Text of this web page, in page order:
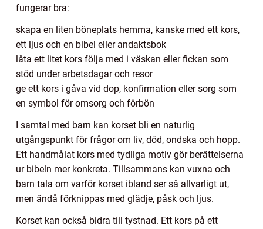
fungerar bra:
skapa en liten böneplats hemma, kanske med ett kors,
ett ljus och en bibel eller andaktsbok
låta ett litet kors följa med i väskan eller fickan som
stöd under arbetsdagar och resor
ge ett kors i gåva vid dop, konfirmation eller sorg som
en symbol för omsorg och förbön
I samtal med barn kan korset bli en naturlig
utgångspunkt för frågor om liv, död, ondska och hopp.
Ett handmålat kors med tydliga motiv gör berättelserna
ur bibeln mer konkreta. Tillsammans kan vuxna och
barn tala om varför korset ibland ser så allvarligt ut,
men ändå förknippas med glädje, påsk och ljus.
Korset kan också bidra till tystnad. Ett kors på ett